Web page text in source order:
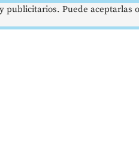
publicitarios. Puede aceptarlas